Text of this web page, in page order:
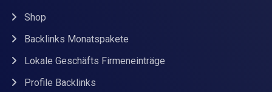
Shop
Backlinks Monatspakete
Lokale Geschäfts Firmeneinträge
Profile Backlinks